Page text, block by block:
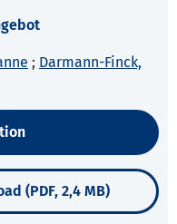
; Darmann-Finck,
(PDF, 2,4 MB)